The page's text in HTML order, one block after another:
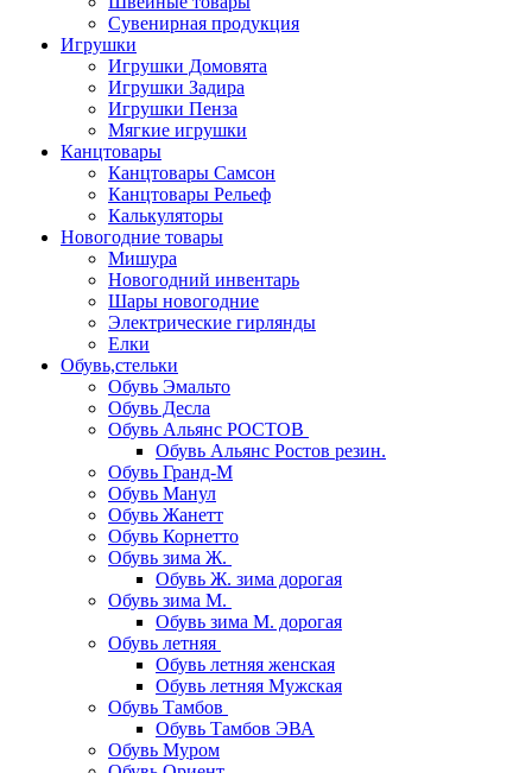
Сувенирная продукция
Игрушки
Игрушки Домовята
Игрушки Задира
Игрушки Пенза
Мягкие игрушки
Канцтовары
Канцтовары Самсон
Канцтовары Рельеф
Калькуляторы
Новогодние товары
Мишура
Новогодний инвентарь
Шары новогодние
Электрические гирлянды
Елки
Обувь,стельки
Обувь Эмальто
Обувь Десла
Обувь Альянс РОСТОВ
Обувь Альянс Ростов резин.
Обувь Гранд-М
Обувь Манул
Обувь Жанетт
Обувь Корнетто
Обувь зима Ж.
Обувь Ж. зима дорогая
Обувь зима М.
Обувь зима М. дорогая
Обувь летняя
Обувь летняя женская
Обувь летняя Мужская
Обувь Тамбов
Обувь Тамбов ЭВА
Обувь Муром